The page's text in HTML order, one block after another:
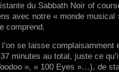
du Sabbath Noir of
avec notre « monde musical
comprend.
se laisse complaisamment
minutes au total, juste ce
», « 100 Eyes »…), de